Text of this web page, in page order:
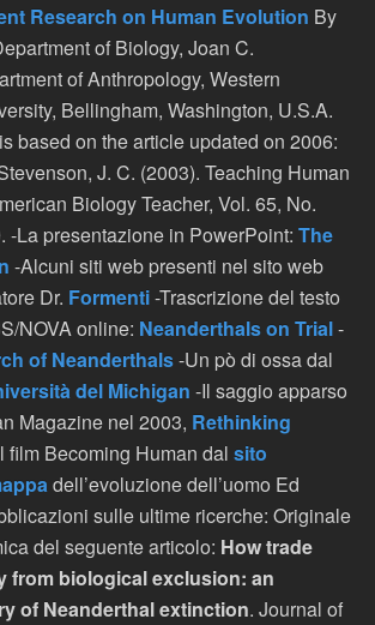
Research on Human Evolution By
of Biology, Joan C.
of Anthropology, Western
Bellingham, Washington, U.S.A.
based on the article updated on 2006:
J. C. (2003). Teaching Human
Biology Teacher, Vol. 65, No.
-La presentazione in PowerPoint: The
-Alcuni siti web presenti nel sito web
Dr. Formenti-Trascrizione del testo
NOVA online: Neanderthals on Trial-
of Neanderthals-Un pò di ossa dal
del Michigan -Il saggio apparso
Magazine nel 2003, Rethinking
film Becoming Human dal sito
dell’evoluzione dell’uomo Ed
sulle ultime ricerche: Originale
del seguente articolo: How trade
from biological exclusion: an
of Neanderthal extinction. Journal of